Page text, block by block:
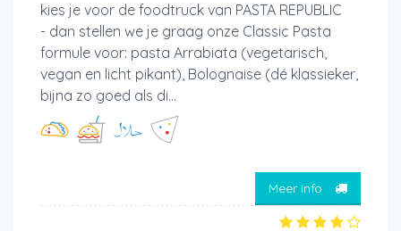
kies je voor de foodtruck van PASTA REPUBLIC
- dan stellen we je graag onze Classic Pasta
formule voor: pasta Arrabiata (vegetarisch,
vegan en licht pikant), Bolognaise (dé klassieker,
bijna zo goed als di...
Meer info